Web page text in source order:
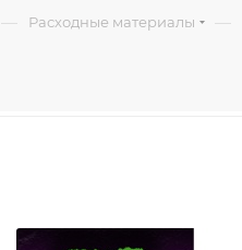
— Расходные материалы —